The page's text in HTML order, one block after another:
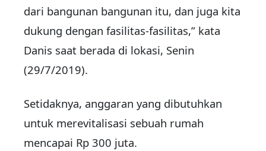
dari bangunan bangunan itu, dan juga kita
dukung dengan fasilitas-fasilitas,” kata
Danis saat berada di lokasi, Senin
(29/7/2019).
Setidaknya, anggaran yang dibutuhkan
untuk merevitalisasi sebuah rumah
mencapai Rp 300 juta.